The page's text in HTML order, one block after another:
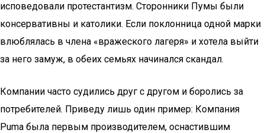
исповедовали протестантизм. Сторонники Пумы были
консервативны и католики. Если поклонница одной марки
влюблялась в члена «вражеского лагеря» и хотела выйти
за него замуж, в обеих семьях начинался скандал.
Компании часто судились друг с другом и боролись за
потребителей. Приведу лишь один пример: Компания
Puma была первым производителем, оснастившим